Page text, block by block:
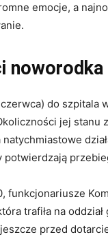
emocje, a
noworodka
do szpitala
jej stanu
potwierdzają
funkcjonariusze
trafiła na
przed